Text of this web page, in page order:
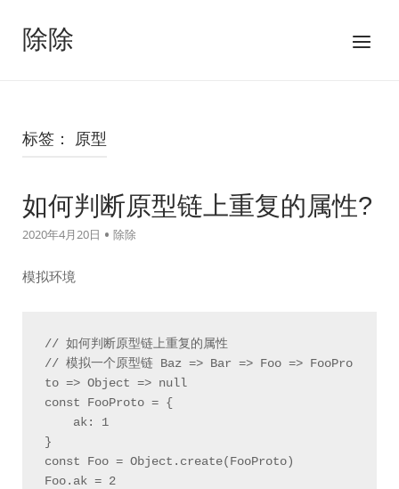
除除
菜
标签： 原型
如何判断原型链上重复的属性?
2020年4月20日 除除
模拟环境
// 如何判断原型链上重复的属性
// 模拟一个原型链 Baz => Bar => Foo => FooPro
to => Object => null
const FooProto = {
}
const Foo = Object.create(FooProto)
Foo.ak = 2